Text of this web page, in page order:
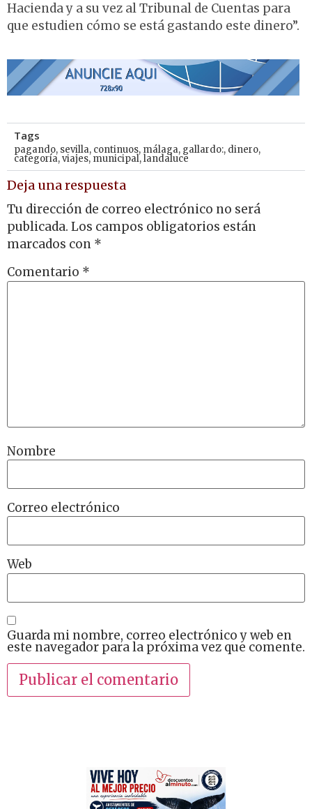
Hacienda y a su vez al Tribunal de Cuentas para
que estudien cómo se está gastando este dinero”.
Tags
pagando, sevilla, continuos, málaga, gallardo:, dinero,
categoría,viajes, municipal,landaluce
Deja una respuesta
Tu dirección de correo electrónico no será
publicada. Los campos obligatorios están
marcados con *
Comentario *
Nombre
Correo electrónico
Web
Guarda mi nombre, correo electrónico y web en
este navegador para la próxima vez que comente.